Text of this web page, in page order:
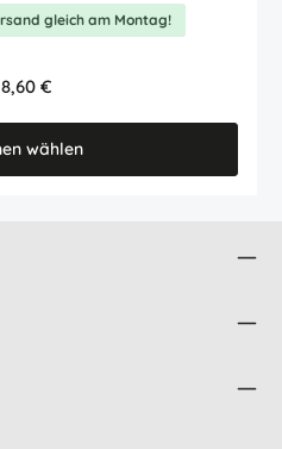
gleich am Montag!
Preis:
8,60 €
wählen